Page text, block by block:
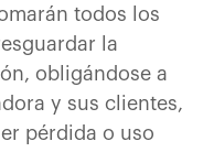
todos los
la
obligándose a
y sus clientes,
pérdida o uso